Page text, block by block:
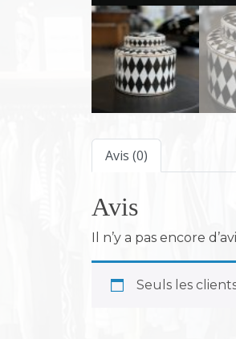
Avis (0)
Avis
Il n’y a pas encore
Seuls les